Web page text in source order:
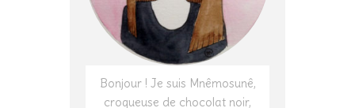
Bonjour ! Je suis Mnêmosunê,
croqueuse de chocolat noir,